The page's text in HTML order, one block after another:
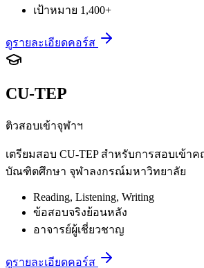
เป้าหมาย 1,400+
ดูรายละเอียดคอร์ส
CU-TEP
ติวสอบเข้าจุฬาฯ
เตรียมสอบ CU-TEP สำหรับการสอบเข้า
บัณฑิตศึกษา จุฬาลงกรณ์มหาวิทยาลัย
Reading, Listening, Writing
ข้อสอบจริงย้อนหลัง
อาจารย์ผู้เชี่ยวชาญ
ดูรายละเอียดคอร์ส